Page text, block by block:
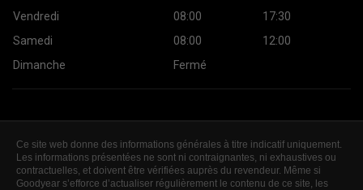
Vendredi
08:00
17:30
Samedi
08:00
12:00
Dimanche
Fermé
Ce site web donne des informations générales à titre indicatif uniquement.
Les informations présentées ne sont ni contraignantes, ni exhaustives ou
contractuelles, et doivent être vérifiées auprès du revendeur. Même si
Goodyear s’efforce d’actualiser régulièrement le contenu de ce site, les